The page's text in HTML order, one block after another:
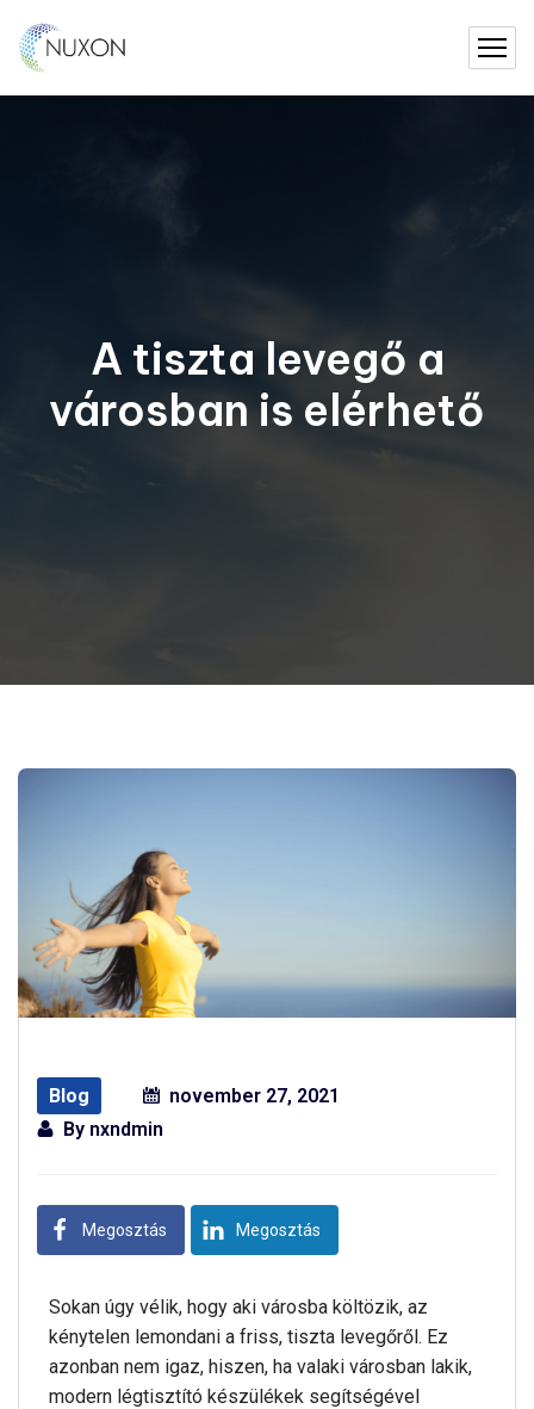
A tiszta levegő a
városban is elérhető
Blog
november 27, 2021
By nxndmin
Megosztás Megosztás
Sokan úgy vélik, hogy aki városba költözik, az
kénytelen lemondani a friss, tiszta levegőről. Ez
azonban nem igaz, hiszen, ha valaki városban lakik,
modern légtisztító készülékek segítségével